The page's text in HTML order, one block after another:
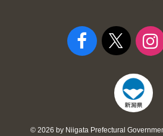
© 2026 by Niigata Prefectural